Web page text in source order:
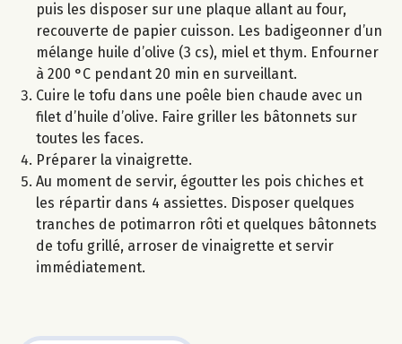
puis les disposer sur une plaque allant au four,
recouverte de papier cuisson. Les badigeonner d’un
mélange huile d’olive (3 cs), miel et thym. Enfourner
à 200 °C pendant 20 min en surveillant.
Cuire le tofu dans une poêle bien chaude avec un
filet d’huile d’olive. Faire griller les bâtonnets sur
toutes les faces.
Préparer la vinaigrette.
Au moment de servir, égoutter les pois chiches et
les répartir dans 4 assiettes. Disposer quelques
tranches de potimarron rôti et quelques bâtonnets
de tofu grillé, arroser de vinaigrette et servir
immédiatement.